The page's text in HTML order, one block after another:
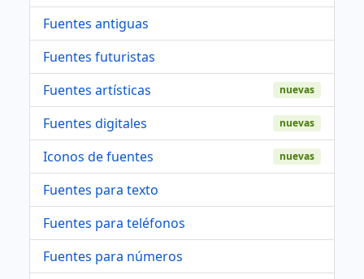
Fuentes antiguas
Fuentes futuristas
Fuentes artísticas
nuevas
Fuentes digitales nuevas
Iconos de fuentes nuevas
Fuentes para texto
Fuentes para teléfonos
Fuentes para números